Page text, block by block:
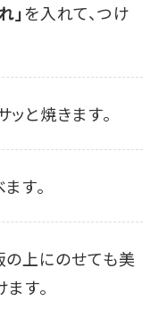
」を入れて、つけ
と焼きます。
す。
の上にのせても美
す。